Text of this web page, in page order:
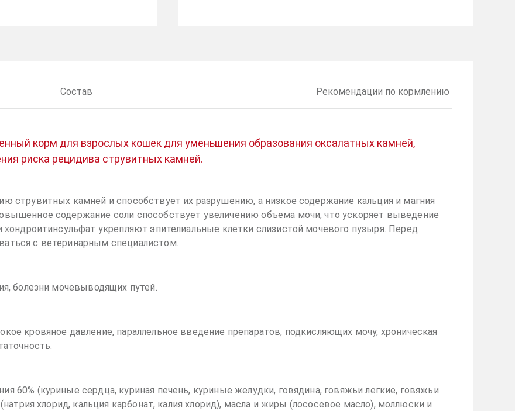
Состав Рекомендации по кормлению
корм для взрослых кошек для уменьшения образования оксалатных камней,
риска рецидива струвитных камней.
струвитных камней и способствует их разрушению, а низкое содержание кальция и магния
содержание соли способствует увеличению объема мочи, что ускоряет выведение
укрепляют эпителиальные клетки слизистой мочевого пузыря. Перед
с ветеринарным специалистом.
болезни мочевыводящих путей.
кровяное давление, параллельное введение препаратов, подкисляющих мочу, хроническая
60% (куриные сердца, куриная печень, куриные желудки, говядина, говяжьи легкие, говяжьи
хлорид, кальция карбонат, калия хлорид), масла и жиры (лососевое масло), моллюски и